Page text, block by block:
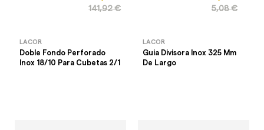
141,92 €
LACOR
Doble Fondo Perforado
Inox 18/10 Para Cubetas 2/1
5,08 €
LACOR
Guia Divisora Inox 325 Mm
De Largo